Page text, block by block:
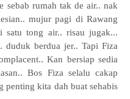
sebab rumah tak de air.. nak
mujur pagi di Rawang
satu tong air.. risau jugak...
duduk berdua jer.. Tapi Fiza
Kan bersiap sedia
Bos Fiza selalu cakap
penting kita dah buat sehabis